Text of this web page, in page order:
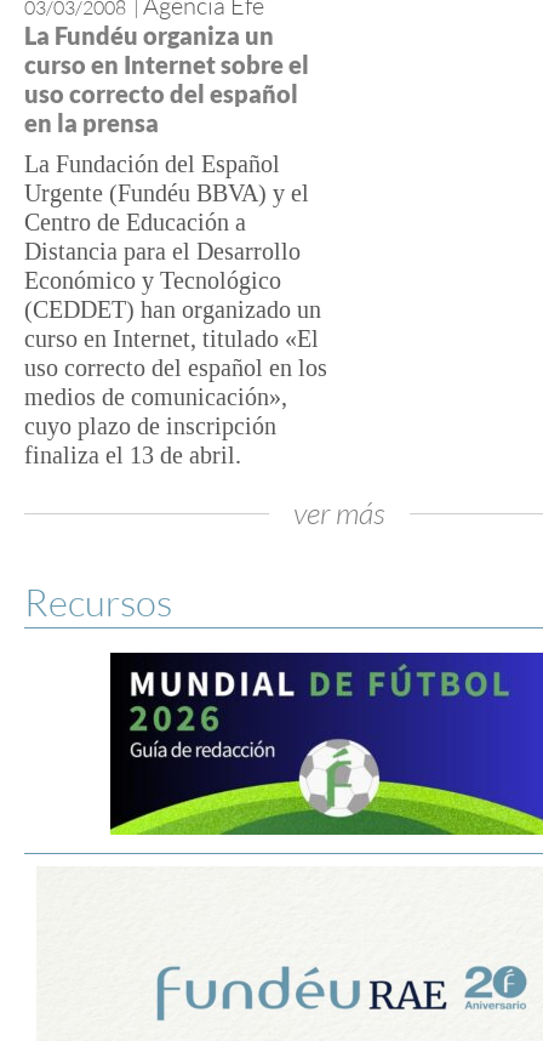
03/03/2008 |
La Fundéu organiza un
curso en Internet sobre el
uso correcto del español
en la prensa
La Fundación del Español
Urgente (Fundéu BBVA) y el
Centro de Educación a
Distancia para el Desarrollo
Económico y Tecnológico
(CEDDET) han organizado un
curso en Internet, titulado «El
uso correcto del español en los
medios de comunicación»,
cuyo plazo de inscripción
finaliza el 13 de abril.
ver más
Recursos